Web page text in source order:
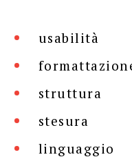
usabilità
struttura
stesura
linguaggio